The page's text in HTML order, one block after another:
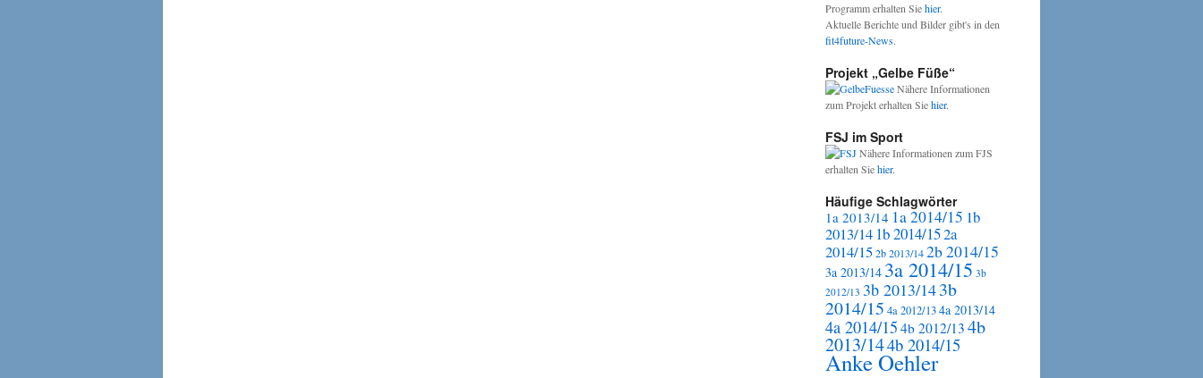
Programm erhalten Siehier.
Aktuelle Berichte und Bilder gibt's in den
fit4future-News.
Projekt „Gelbe Füße“
Nähere Informationen
zum Projekt erhalten Siehier.
FSJ im Sport
Nähere Informationen zum FJS
erhalten Siehier.
Häufige Schlagwörter
1a 2013/14 1a 2014/15 1b
2013/14 1b 2014/152a
2014/152b 2013/142b 2014/15
3a 2013/14 3a 2014/15 3b
2012/13 3b 2013/143b
2014/15 4a 2012/134a 2013/14
4a 2014/15 4b 2012/13 4b
2013/144b 2014/15
Anke Oehler